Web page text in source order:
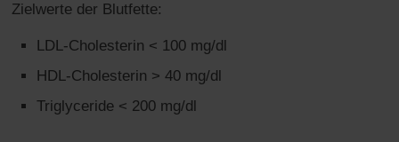
Zielwerte der Blutfette:
LDL-Cholesterin < 100 mg/dl
HDL-Cholesterin > 40 mg/dl
Triglyceride < 200 mg/dl